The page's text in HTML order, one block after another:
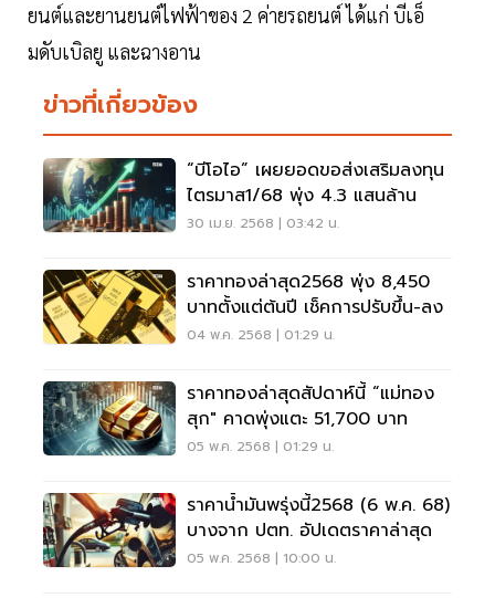
ยนต์และยานยนต์ไฟฟ้าของ 2 ค่ายรถยนต์ ได้แก่ บีเอ็
มดับเบิลยู และฉางอาน
ข่าวที่เกี่ยวข้อง
“บีโอไอ” เผยยอดขอส่งเสริมลงทุน
ไตรมาส1/68 พุ่ง 4.3 แสนล้าน
30 เม.ย. 2568 | 03:42 น.
ราคาทองล่าสุด2568 พุ่ง 8,450
บาทตั้งแต่ต้นปี เช็คการปรับขึ้น-ลง
04 พ.ค. 2568 | 01:29 น.
ราคาทองล่าสุดสัปดาห์นี้ “แม่ทอง
สุก" คาดพุ่งแตะ 51,700 บาท
05 พ.ค. 2568 | 01:29 น.
ราคาน้ำมันพรุ่งนี้2568 (6 พ.ค. 68)
บางจาก ปตท. อัปเดตราคาล่าสุด
05 พ.ค. 2568 | 10:00 น.